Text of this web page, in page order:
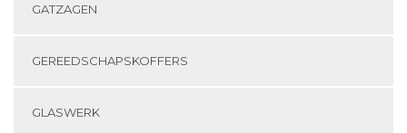
GATZAGEN
GEREEDSCHAPSKOFFERS
GLASWERK